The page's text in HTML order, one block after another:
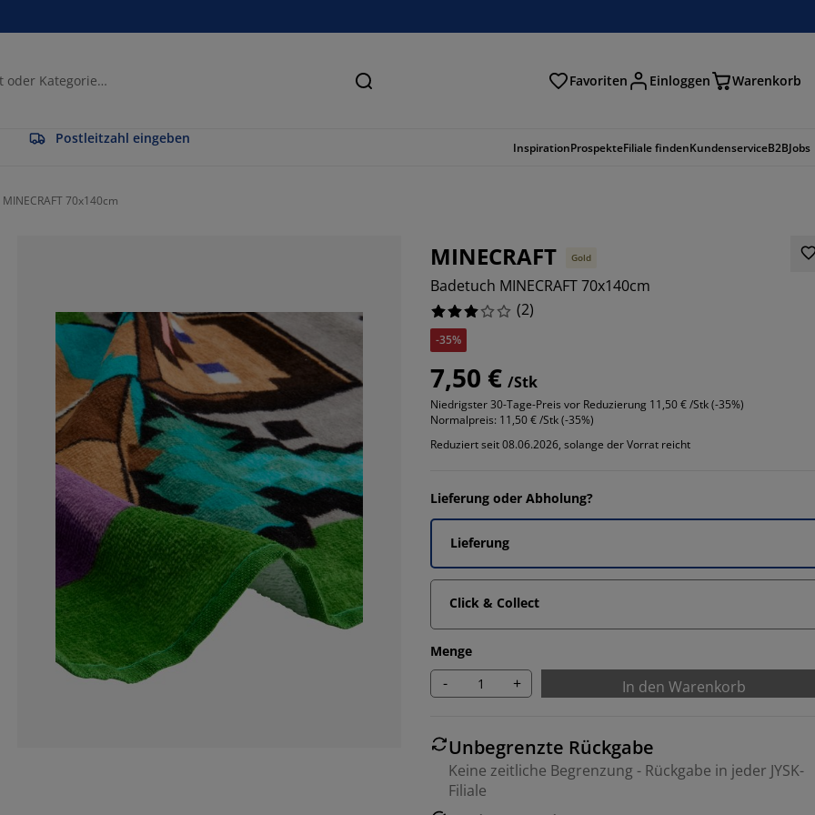
Suchen Favoriten Einloggen Warenkorb
Postleitzahl eingeben
InspirationProspekteFiliale findenKundenserviceB2BJobs
70x140cm
MINECRAFT Gold
Badetuch MINECRAFT 70x140cm
(2)
-35%
7,50 € /Stk
Niedrigster 30-Tage-Preis vor Reduzierung 11,50 € /Stk (-35%)
Normalpreis: 11,50 € /Stk (-35%)
Reduziert seit 08.06.2026, solange der Vorrat reicht
Lieferung oder Abholung?
Lieferung
Click & Collect
Menge
- + In den Warenkorb
Unbegrenzte Rückgabe
Keine zeitliche Begrenzung - Rückgabe in jeder JYSK-
Filiale